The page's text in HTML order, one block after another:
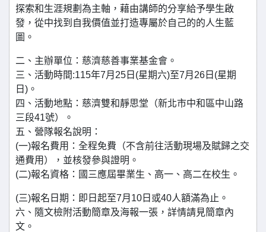
探索和生涯規劃為主軸，藉由講師的分享給予學生啟
發，從中找到自我價值並打造專屬於自己的的人生藍
圖。
二、主辦單位：慈濟慈善事業基金會。
三、活動時間:115年7月25日(星期六)至7月26日(星期
日)。
四、活動地點：慈濟雙和靜思堂（新北市中和區中山路
三段41號）。
五、營隊報名說明：
(一)報名費用：全程免費（不含前往活動現場及賦歸之交
通費用），並核發參與證明。
(二)報名資格：國三應屆畢業生、高一、高二在校生。
(三)報名日期：即日起至7月10日或40人額滿為止。
六、隨文檢附活動簡章及海報一張，詳情請見簡章內
文。